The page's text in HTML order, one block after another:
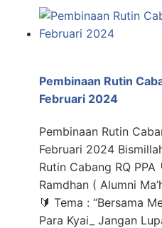
Pembinaan Rutin
Februari 2024
Pembinaan Rutin
Februari 2024
Rutin Cabang RQ
Ramdhan ( Alumni
🔰 Tema : “Bersama
Para Kyai_ Jangan